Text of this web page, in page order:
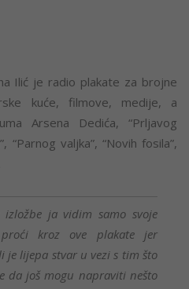
Ilić je radio plakate za brojne
kuće, filmove, medije, a
Arsena Dedića, “Prljavog
“Parnog valjka”, “Novih fosila”,
izložbe ja vidim samo svoje
kroz ove plakate jer
je lijepa stvar u vezi s tim što
da još mogu napraviti nešto